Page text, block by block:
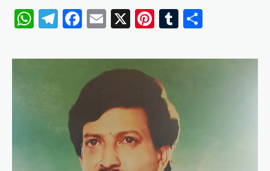
WhatsApp
Telegram
Facebook
Email
X Pinterest
Tumblr